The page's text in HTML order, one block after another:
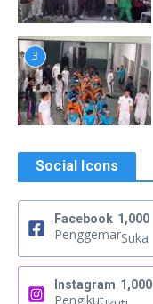
3
Social Icons
Facebook 1,000
PenggemarSuka
Instagram 1,000
Pengikut